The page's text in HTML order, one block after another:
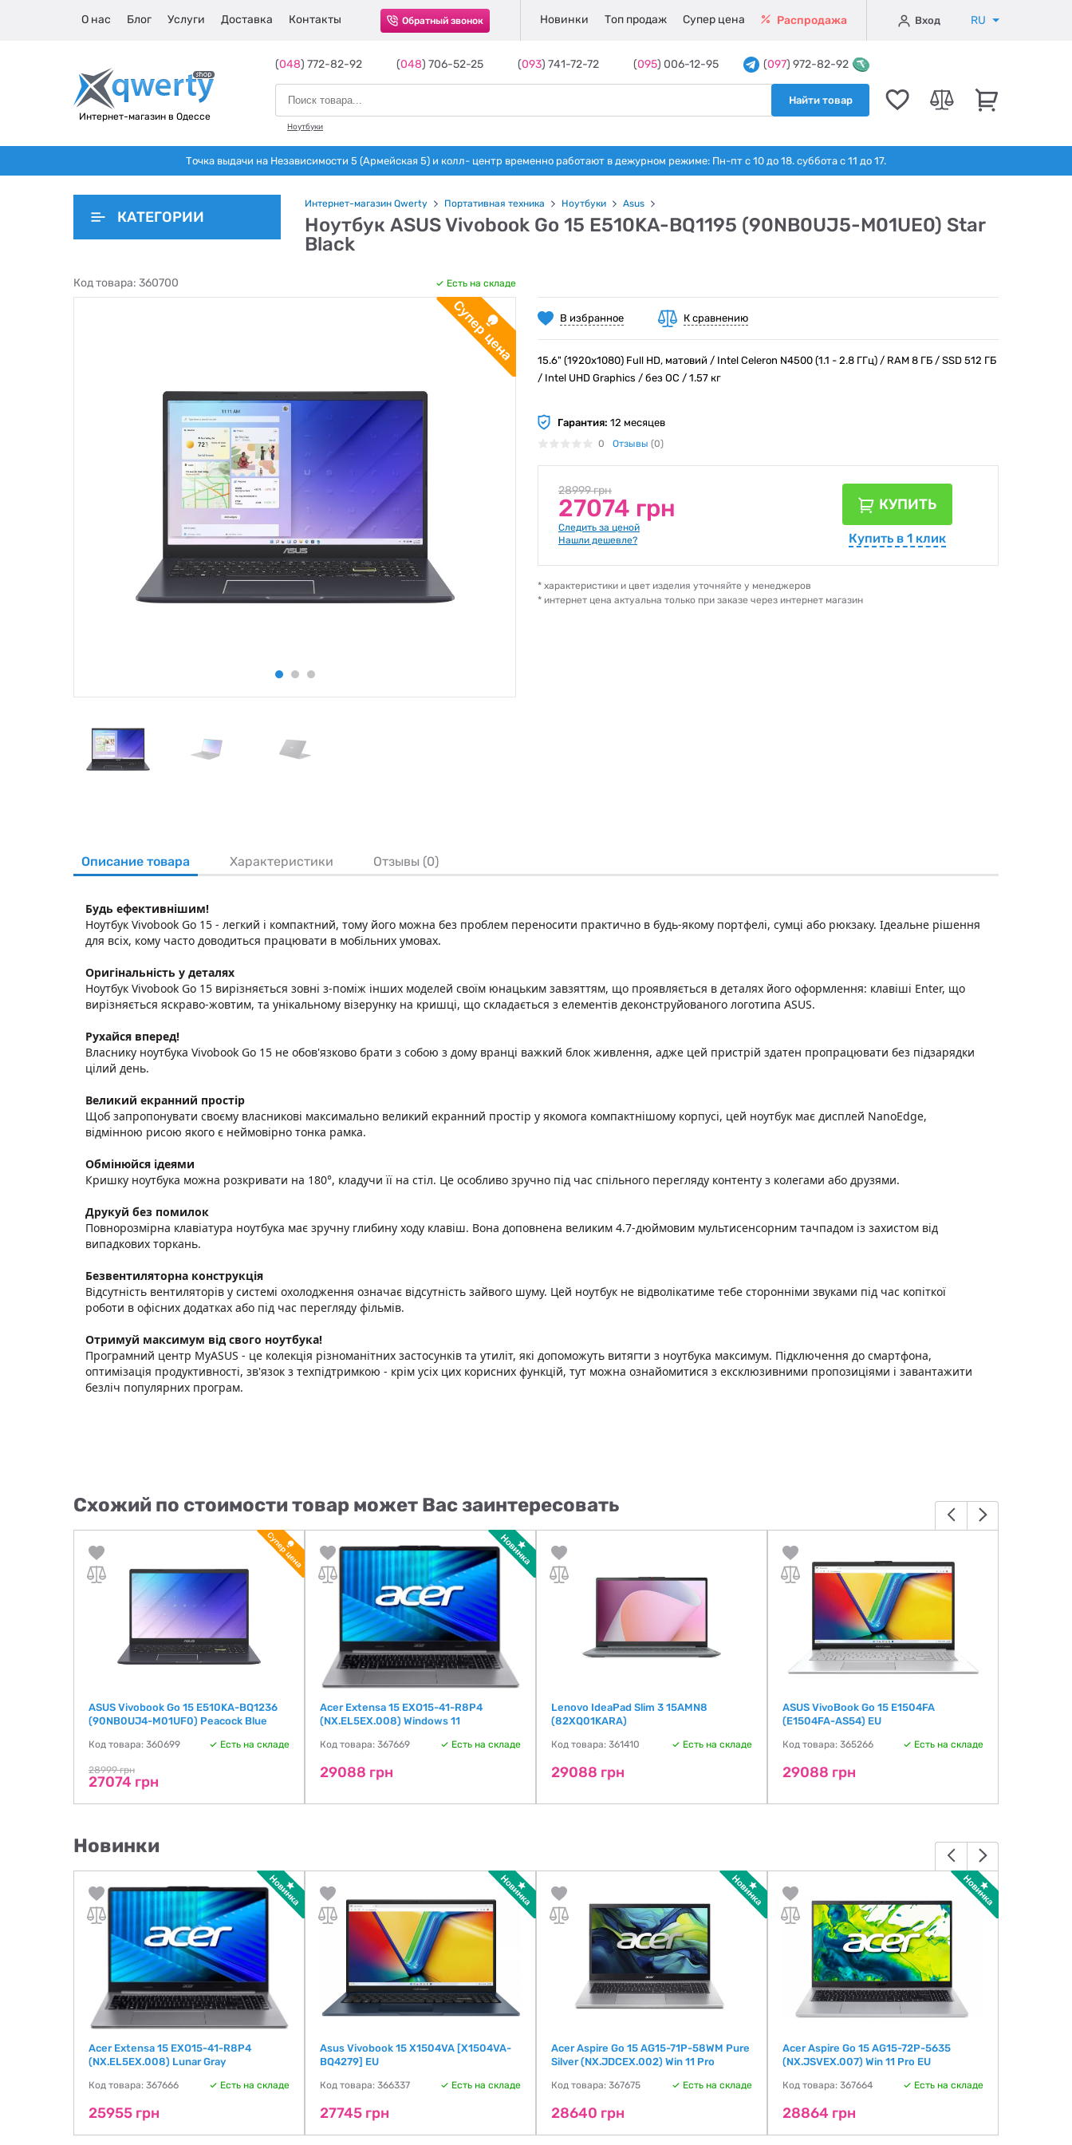
О нас Блог Услуги Доставка Контакты Обратный звонок Новинки Топ продаж Супер цена Распродажа Вход RU
Интернет-магазин в Одессе
(048) 772-82-92 (048) 706-52-25 (093) 741-72-72 (095) 006-12-95 (097) 972-82-92
Найти товар
Ноутбуки
Точка выдачи на Независимости 5 (Армейская 5) и колл- центр временно работают в дежурном режиме: Пн-пт с 10 до 18. суббота с 11 до 17.
КАТЕГОРИИ
Интернет-магазин Qwerty Портативная техника Ноутбуки Asus
Ноутбук ASUS Vivobook Go 15 E510KA-BQ1195 (90NB0UJ5-M01UE0) Star
Black
Код товара: 360700 Есть на складе
В избранное К сравнению
15.6" (1920x1080) Full HD, матовий / Intel Celeron N4500 (1.1 - 2.8 ГГц) / RAM 8 ГБ / SSD 512 ГБ
/ Intel UHD Graphics / без ОС / 1.57 кг
Гарантия: 12 месяцев
0 Отзывы (0)
28999 грн
27074 грн
Следить за ценой
Нашли дешевле?
КУПИТЬ
Купить в 1 клик
* характеристики и цвет изделия уточняйте у менеджеров
* интернет цена актуальна только при заказе через интернет магазин
Описание товара Характеристики Отзывы (0)
Будь ефективнішим!
Ноутбук Vivobook Go 15 - легкий і компактний, тому його можна без проблем переносити практично в будь-якому портфелі, сумці або рюкзаку. Ідеальне рішення
для всіх, кому часто доводиться працювати в мобільних умовах.
Оригінальність у деталях
Ноутбук Vivobook Go 15 вирізняється зовні з-поміж інших моделей своїм юнацьким завзяттям, що проявляється в деталях його оформлення: клавіші Enter, що
вирізняється яскраво-жовтим, та унікальному візерунку на кришці, що складається з елементів деконструйованого логотипа ASUS.
Рухайся вперед!
Власнику ноутбука Vivobook Go 15 не обов'язково брати з собою з дому вранці важкий блок живлення, адже цей пристрій здатен пропрацювати без підзарядки
цілий день.
Великий екранний простір
Щоб запропонувати своєму власникові максимально великий екранний простір у якомога компактнішому корпусі, цей ноутбук має дисплей NanoEdge,
відмінною рисою якого є неймовірно тонка рамка.
Обмінюйся ідеями
Кришку ноутбука можна розкривати на 180°, кладучи її на стіл. Це особливо зручно під час спільного перегляду контенту з колегами або друзями.
Друкуй без помилок
Повнорозмірна клавіатура ноутбука має зручну глибину ходу клавіш. Вона доповнена великим 4.7-дюймовим мультисенсорним тачпадом із захистом від
випадкових торкань.
Безвентиляторна конструкція
Відсутність вентиляторів у системі охолодження означає відсутність зайвого шуму. Цей ноутбук не відволікатиме тебе сторонніми звуками під час копіткої
роботи в офісних додатках або під час перегляду фільмів.
Отримуй максимум від свого ноутбука!
Програмний центр MyASUS - це колекція різноманітних застосунків та утиліт, які допоможуть витягти з ноутбука максимум. Підключення до смартфона,
оптимізація продуктивності, зв'язок з техпідтримкою - крім усіх цих корисних функцій, тут можна ознайомитися з ексклюзивними пропозиціями і завантажити
безліч популярних програм.
Схожий по стоимости товар может Вас заинтересовать
ASUS Vivobook Go 15 E510KA-BQ1236
(90NB0UJ4-M01UF0) Peacock Blue
Код товара: 360699 Есть на складе
28999 грн
27074 грн
Acer Extensa 15 EXO15-41-R8P4
(NX.EL5EX.008) Windows 11
Код товара: 367669 Есть на складе
29088 грн
Lenovo IdeaPad Slim 3 15AMN8
(82XQ01KARA)
Код товара: 361410 Есть на складе
29088 грн
ASUS VivoBook Go 15 E1504FA
(E1504FA-AS54) EU
Код товара: 365266 Есть на складе
29088 грн
Новинки
Acer Extensa 15 EXO15-41-R8P4
(NX.EL5EX.008) Lunar Gray
Код товара: 367666 Есть на складе
25955 грн
Asus Vivobook 15 X1504VA [X1504VA-
BQ4279] EU
Код товара: 366337 Есть на складе
27745 грн
Acer Aspire Go 15 AG15-71P-58WM Pure
Silver (NX.JDCEX.002) Win 11 Pro
Код товара: 367675 Есть на складе
28640 грн
Acer Aspire Go 15 AG15-72P-5635
(NX.JSVEX.007) Win 11 Pro EU
Код товара: 367664 Есть на складе
28864 грн